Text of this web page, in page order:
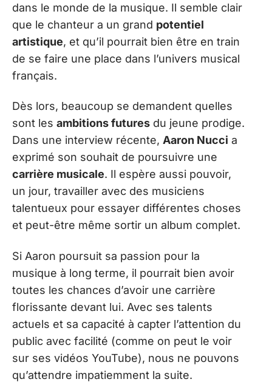
dans le monde de la musique. Il semble clair
que le chanteur a un grand potentiel
artistique, et qu’il pourrait bien être en train
de se faire une place dans l’univers musical
français.
Dès lors, beaucoup se demandent quelles
sont les ambitions futures du jeune prodige.
Dans une interview récente, Aaron Nucci a
exprimé son souhait de poursuivre une
carrière musicale. Il espère aussi pouvoir,
un jour, travailler avec des musiciens
talentueux pour essayer différentes choses
et peut-être même sortir un album complet.
Si Aaron poursuit sa passion pour la
musique à long terme, il pourrait bien avoir
toutes les chances d’avoir une carrière
florissante devant lui. Avec ses talents
actuels et sa capacité à capter l’attention du
public avec facilité (comme on peut le voir
sur ses vidéos YouTube), nous ne pouvons
qu’attendre impatiemment la suite.